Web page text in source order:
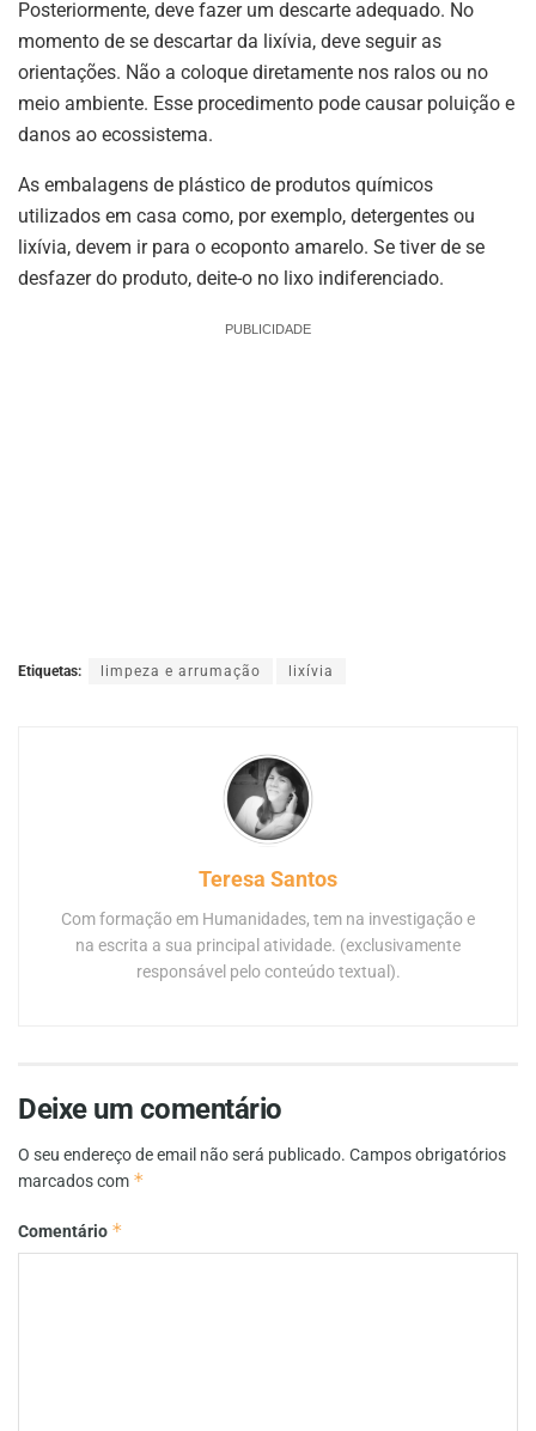
Posteriormente, deve fazer um descarte adequado. No
momento de se descartar da lixívia, deve seguir as
orientações. Não a coloque diretamente nos ralos ou no
meio ambiente. Esse procedimento pode causar poluição e
danos ao ecossistema.
As embalagens de plástico de produtos químicos
utilizados em casa como, por exemplo, detergentes ou
lixívia, devem ir para o ecoponto amarelo. Se tiver de se
desfazer do produto, deite-o no lixo indiferenciado.
PUBLICIDADE
Etiquetas: limpeza e arrumação lixívia
Teresa Santos
Com formação em Humanidades, tem na investigação e
na escrita a sua principal atividade. (exclusivamente
responsável pelo conteúdo textual).
Deixe um comentário
O seu endereço de email não será publicado. Campos obrigatórios
marcados com *
Comentário *